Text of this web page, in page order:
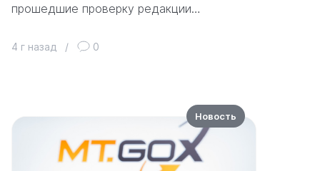
прошедшие проверку редакции…
4 г назад / 0
Новость